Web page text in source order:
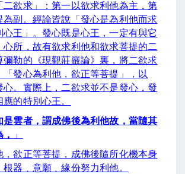
二欲求」：第一以欲求利他為主，第
為副。經論皆說「發心是為利他而求
心王」。發心既是心王，一定有與它
心所，故有欲求利他和欲求菩提的二
彌勒的《現觀莊嚴論》裏，將二欲求
「發心為利他，欲正等菩提」，以
心。實際上，二欲求並不是發心，發
的特別心王。
是雲者，謂成佛後為利他故，當隨其
」
，欲正等菩提，成佛後隨所化機本身
器﹑意願﹑緣份努力利他。